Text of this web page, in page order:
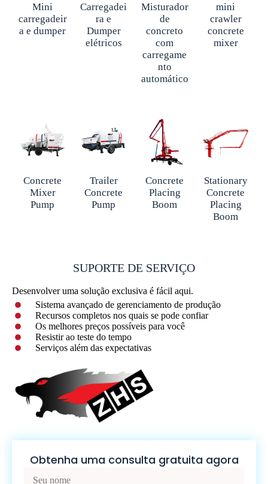
Mini
carregadeir
a e dumper
Carregadei
ra e
Dumper
elétricos
Misturador
de
concreto
com
carregame
nto
automático
mini
crawler
concrete
mixer
Concrete
Mixer
Pump
Trailer
Concrete
Pump
Concrete
Placing
Boom
Stationary
Concrete
Placing
Boom
SUPORTE DE SERVIÇO
Desenvolver uma solução exclusiva é fácil aqui.
Sistema avançado de gerenciamento de produção
Recursos completos nos quais se pode confiar
Os melhores preços possíveis para você
Resistir ao teste do tempo
Serviços além das expectativas
Obtenha uma consulta gratuita agora